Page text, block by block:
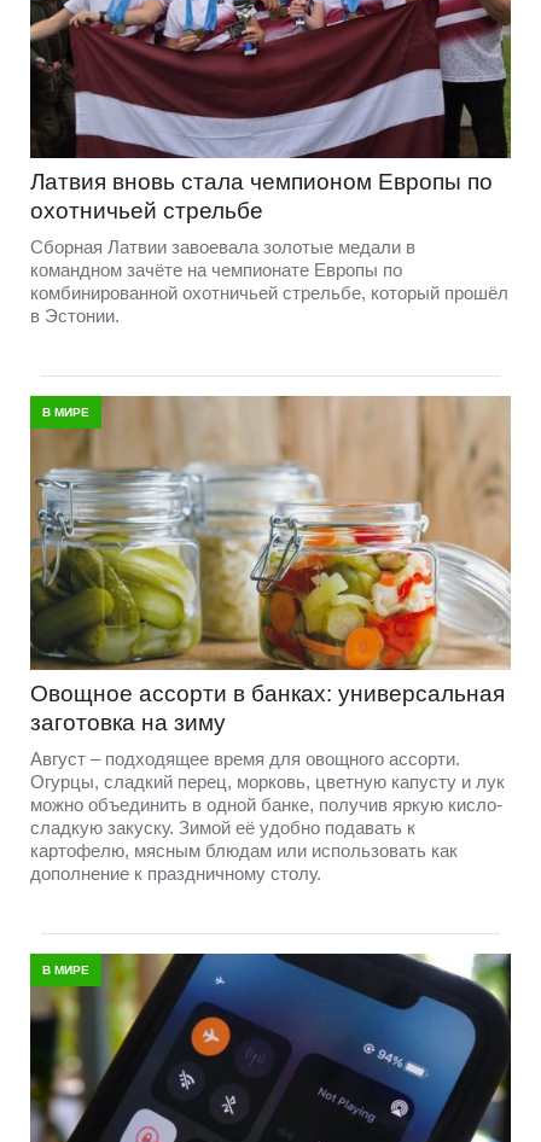
Латвия вновь стала чемпионом Европы по
охотничьей стрельбе
Сборная Латвии завоевала золотые медали в
командном зачёте на чемпионате Европы по
комбинированной охотничьей стрельбе, который прошёл
в Эстонии.
В МИРЕ
Овощное ассорти в банках: универсальная
заготовка на зиму
Август – подходящее время для овощного ассорти.
Огурцы, сладкий перец, морковь, цветную капусту и лук
можно объединить в одной банке, получив яркую кисло-
сладкую закуску. Зимой её удобно подавать к
картофелю, мясным блюдам или использовать как
дополнение к праздничному столу.
В МИРЕ